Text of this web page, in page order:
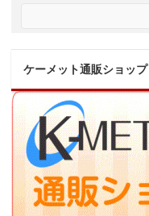
ケーメット通販ショップ